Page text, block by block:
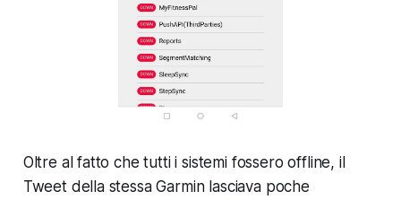
Oltre al fatto che tutti i sistemi fossero offline, il
Tweet della stessa Garmin lasciava poche